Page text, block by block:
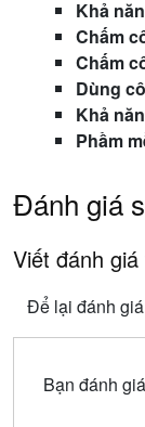
Khả
Chấm
Chấm
Dùng
Khả
Phầm
Đánh giá
Viết đánh
Để lại đánh giá
Bạn đánh